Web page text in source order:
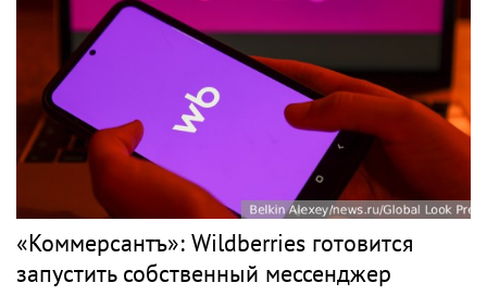
«Коммерсантъ»: Wildberries готовится
запустить собственный мессенджер